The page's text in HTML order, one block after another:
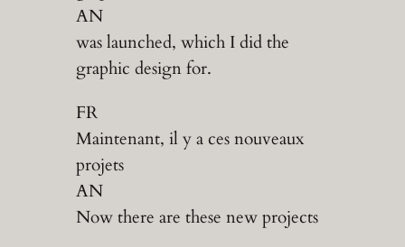
AN
was launched, which I did the
graphic design for.
FR
Maintenant, il y a ces nouveaux
projets
AN
Now there are these new projects